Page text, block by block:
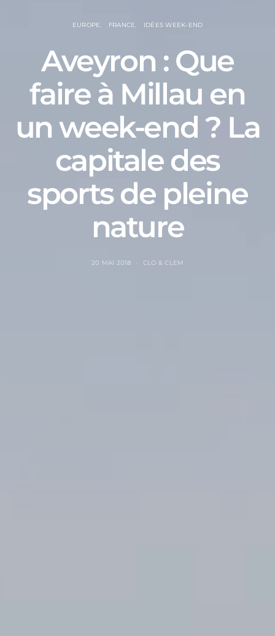
EUROPE FRANCE IDÉES WEEK-END
Aveyron : Que
faire à Millau en
un week-end ? La
capitale des
sports de pleine
nature
20 MAI 2018 CLO & CLEM